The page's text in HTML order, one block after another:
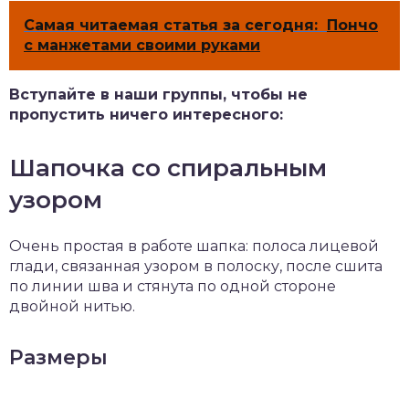
Самая читаемая статья за сегодня: Пончо
с манжетами своими руками
Вступайте в наши группы, чтобы не
пропустить ничего интересного:
Шапочка со спиральным
узором
Очень простая в работе шапка: полоса лицевой
глади, связанная узором в полоску, после сшита
по линии шва и стянута по одной стороне
двойной нитью.
Размеры